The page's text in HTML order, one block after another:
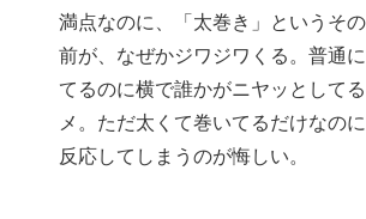
満点なのに、「太巻き」というそ
前が、なぜかジワジワくる。普通
てるのに横で誰かがニヤッとして
メ。ただ太くて巻いてるだけなの
反応してしまうのが悔しい。